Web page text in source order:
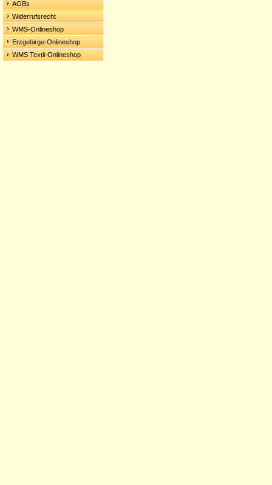
AGBs
Widerrufsrecht
WMS-Onlineshop
Erzgebirge-Onlineshop
WMS Textil-Onlineshop